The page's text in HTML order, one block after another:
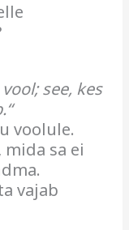
see, kes
voolule.
sa ei
vajab